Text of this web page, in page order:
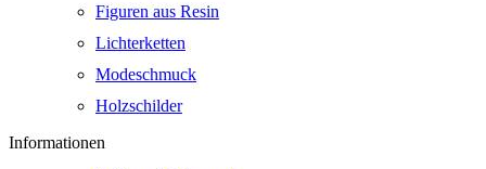
Figuren aus Resin
Lichterketten
Modeschmuck
Holzschilder
Informationen